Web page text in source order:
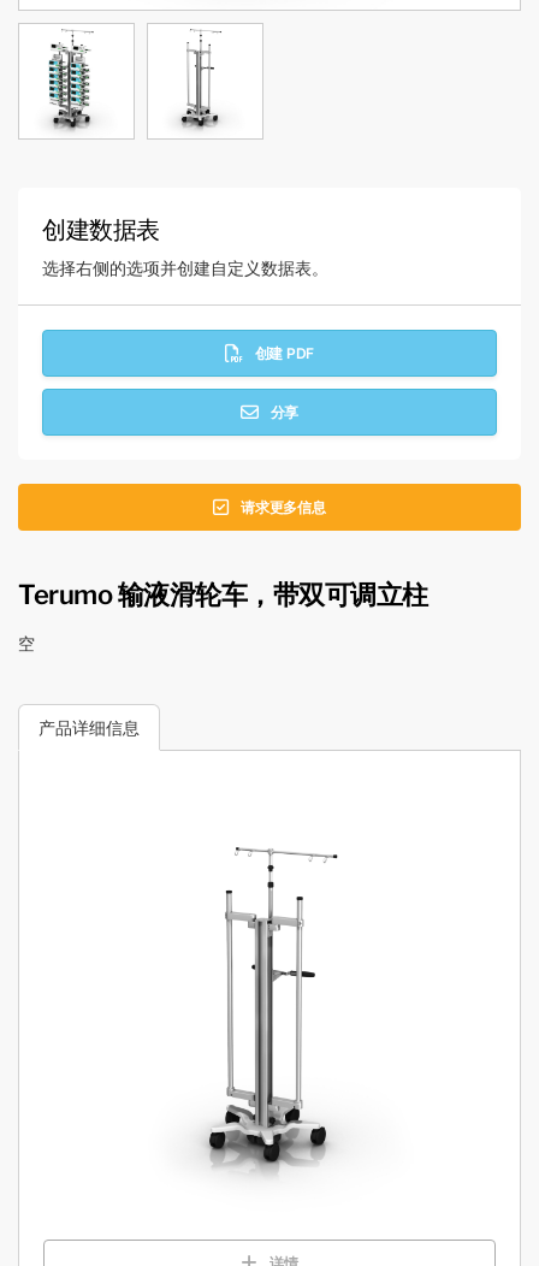
创建数据表
选择右侧的选项并创建自定义数据表。
创建 PDF
分享
请求更多信息
Terumo 输液滑轮车，带双可调立柱
空
产品详细信息